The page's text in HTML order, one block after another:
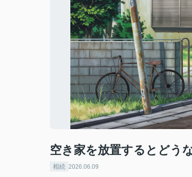
空き家を放置するとどう
相続 2026.06.09